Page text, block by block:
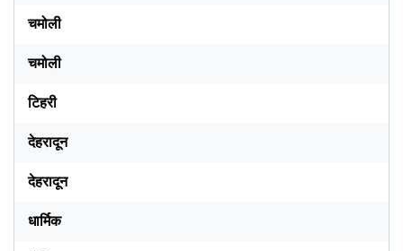
चमोली
चमोली
टिहरी
देहरादून
देहरादून
धार्मिक